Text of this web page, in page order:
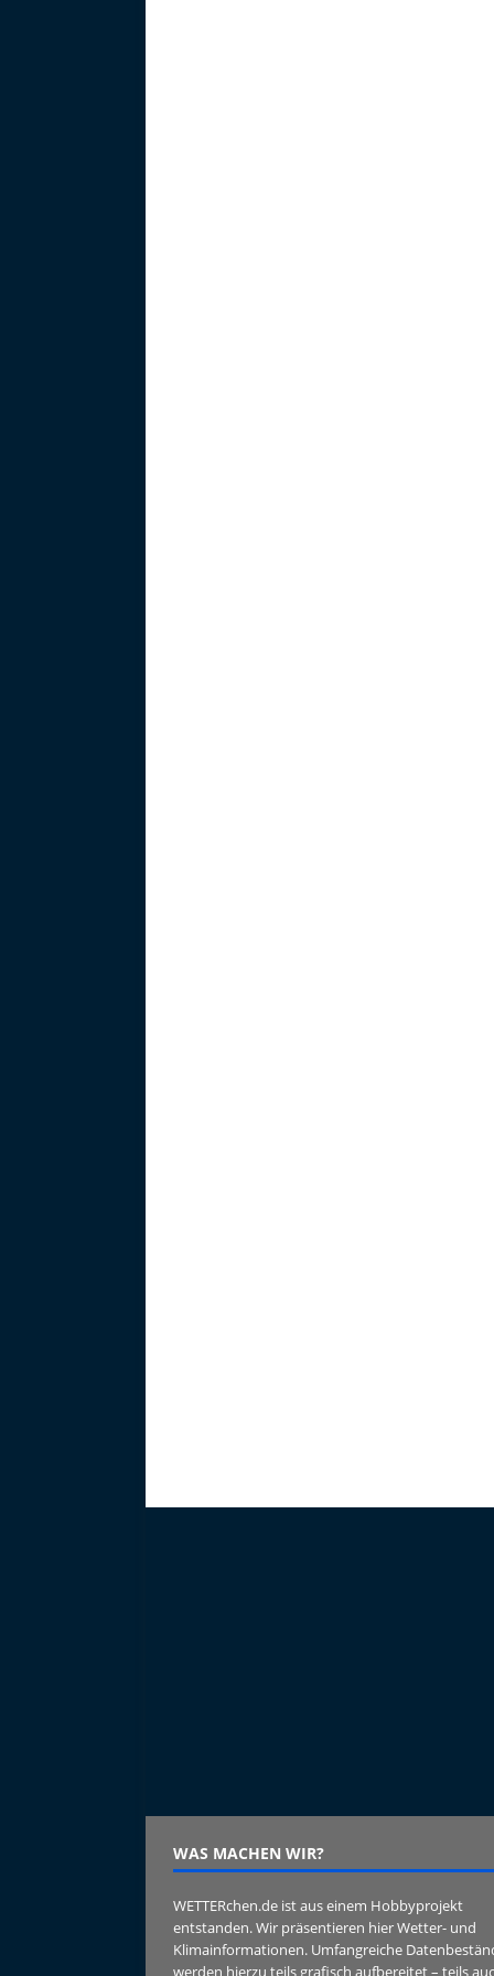
WAS MACHEN WIR?
WETTERchen.de ist aus einem Hobbyprojekt
entstanden. Wir präsentieren hier Wetter- und
Klimainformationen. Umfangreiche
werden hierzu teils grafisch aufbereitet – teils